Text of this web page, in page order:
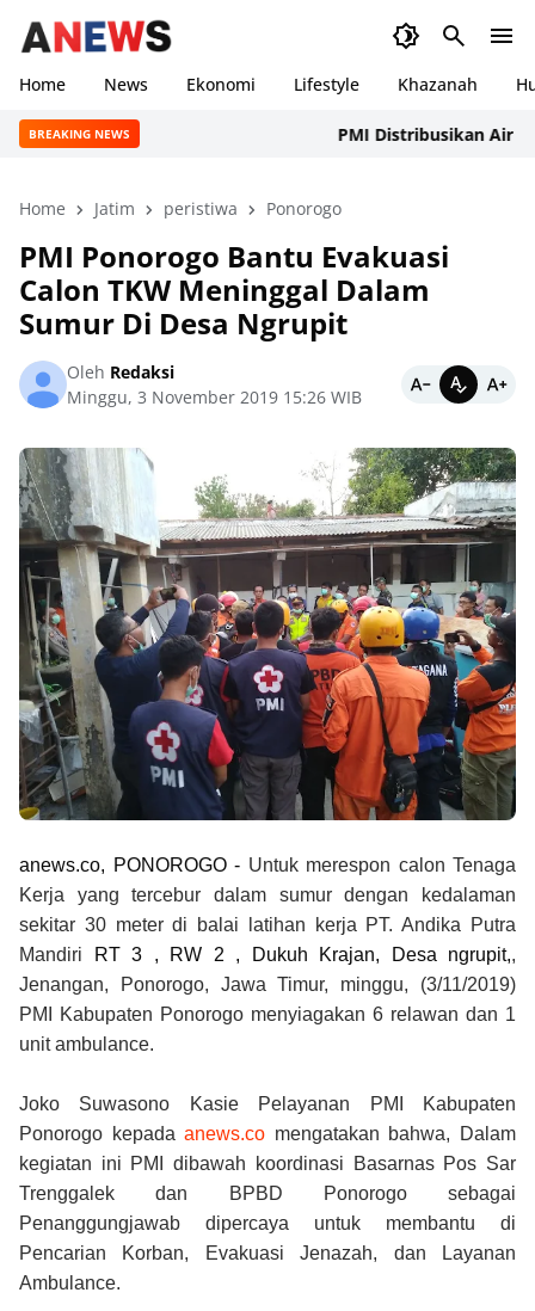
Home News Ekonomi Lifestyle Khazanah
BREAKING NEWS PMI Distribusikan Air
Home Jatim peristiwa Ponorogo
PMI Ponorogo Bantu Evakuasi
Calon TKW Meninggal Dalam
Sumur Di Desa Ngrupit
Oleh Redaksi
Minggu, 3 November 2019 15:26 WIB
anews.co, PONOROGO - Untuk merespon calon Tenaga
Kerja yang tercebur dalam sumur dengan kedalaman
sekitar 30 meter di balai latihan kerja PT. Andika Putra
Mandiri
RT 3 , RW 2 , Dukuh Krajan, Desa ngrupit,,
Jenangan, Ponorogo, Jawa Timur, minggu, (3/11/2019)
PMI Kabupaten Ponorogo menyiagakan 6 relawan dan 1
unit ambulance.
Joko Suwasono Kasie Pelayanan PMI Kabupaten
Ponorogo kepadaanews.co mengatakan bahwa, Dalam
kegiatan ini PMI dibawah koordinasi Basarnas Pos Sar
Trenggalek dan BPBD Ponorogo sebagai
Penanggungjawab dipercaya untuk membantu di
Pencarian Korban, Evakuasi Jenazah, dan Layanan
Ambulance.